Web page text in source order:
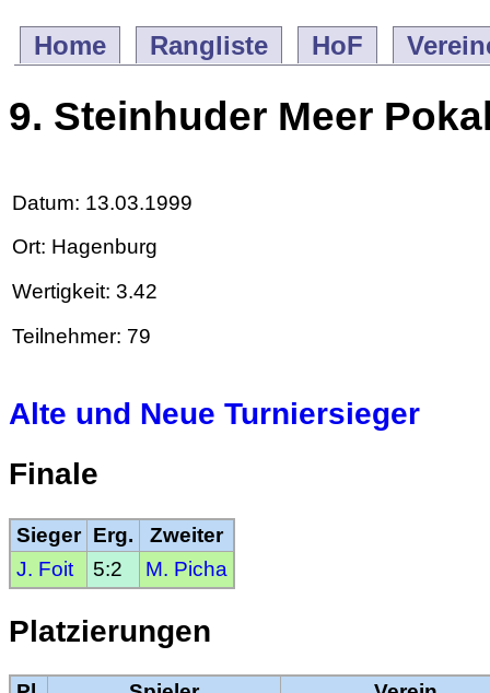
Home Rangliste HoF
9. Steinhuder Meer
Datum: 13.03.1999
Ort: Hagenburg
Wertigkeit: 3.42
Teilnehmer: 79
Alte und Neue Turniersieger
Finale
Sieger Erg.
Zweiter
J. Foit
5:2 M. Picha
Platzierungen